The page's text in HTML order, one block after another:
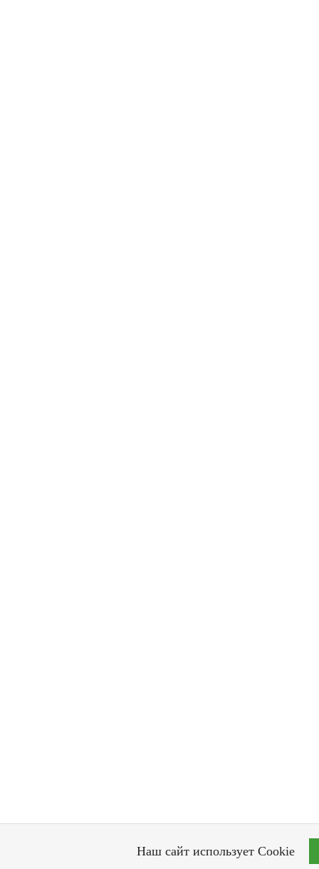
Наш сайт использует Cookie